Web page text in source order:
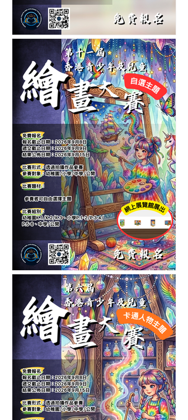
第六屆香港兒童中英文認字
公開賽-認字比賽
第十一屆香港青少年及兒童
繪畫大賽-自選主題繪畫比賽